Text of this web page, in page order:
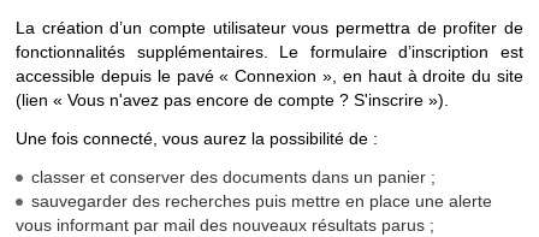
VEILLE
"Produits
documentaires >
Bulletins de veille"
Recherche sur les
actualités et
bulletins de veille
diffusés
* Pour une recherche spécifique sur les documents INRS, nous
vous invitons à consulter lamédiathèquedisponible depuis le
sitewww.inrs.fr.
La création d’un compte utilisateur vous permettra de profiter de
fonctionnalités supplémentaires. Le formulaire d’inscription est
accessible depuis le pavé « Connexion », en haut à droite du site
(lien « Vous n'avez pas encore de compte ? S'inscrire »).
Une fois connecté, vous aurez la possibilité de :
classer et conserver des documents dans un panier ;
sauvegarder des recherches puis mettre en place une alerte
vous informant par mail des nouveaux résultats parus ;